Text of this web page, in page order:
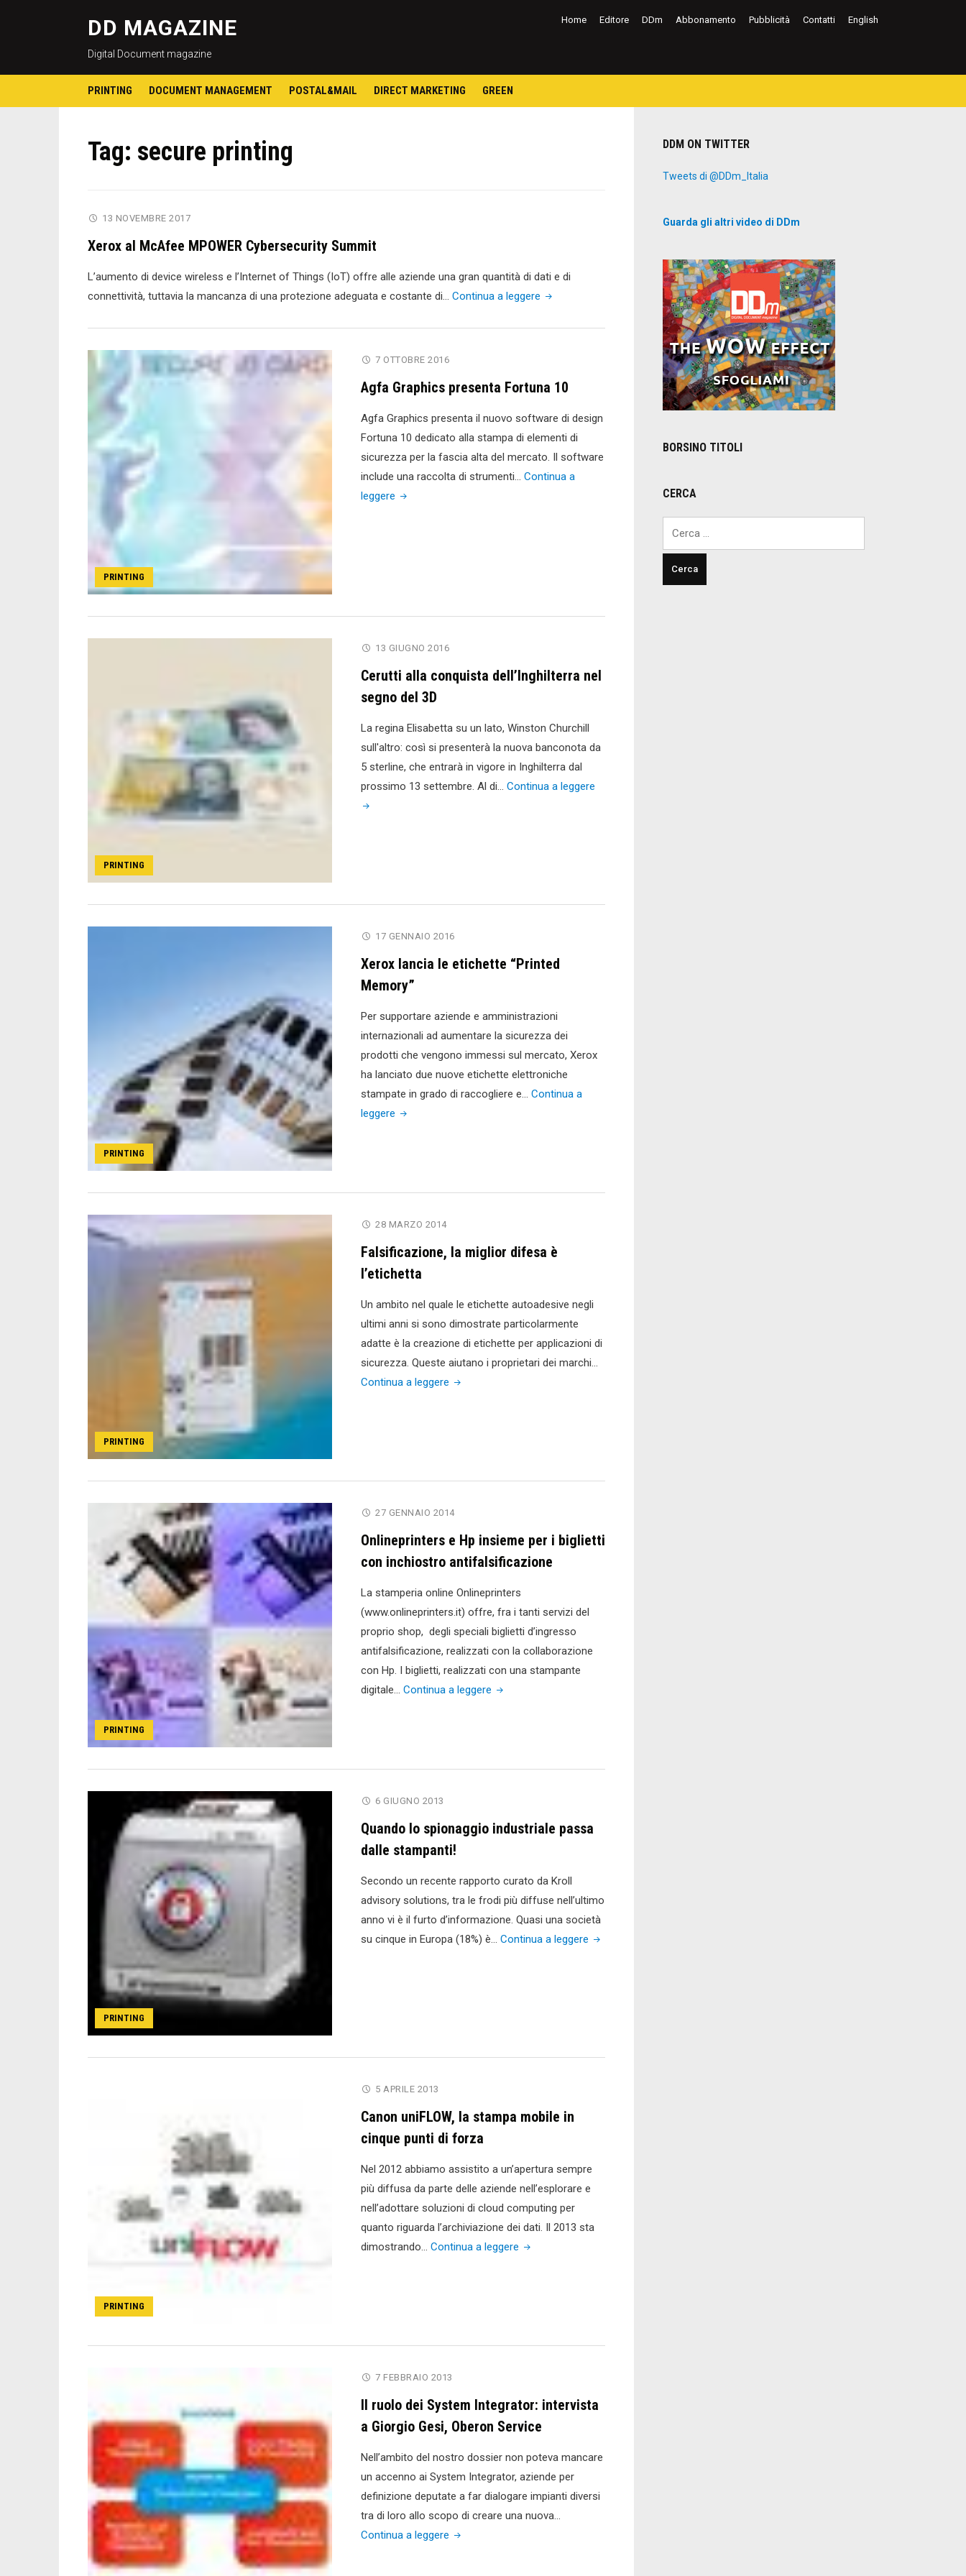
DD MAGAZINE
Digital Document magazine
Home Editore DDm Abbonamento Pubblicità Contatti English
PRINTING DOCUMENT MANAGEMENT POSTAL&MAIL DIRECT MARKETING GREEN
Tag: secure printing
13 NOVEMBRE 2017
Xerox al McAfee MPOWER Cybersecurity Summit
L’aumento di device wireless e l’Internet of Things (IoT) offre alle aziende una gran quantità di dati e di
connettività, tuttavia la mancanza di una protezione adeguata e costante di… Continua a leggere "Xerox
Summit"
PRINTING
7 OTTOBRE 2016
Agfa Graphics presenta Fortuna 10
Agfa Graphics presenta il nuovo software di design
Fortuna 10 dedicato alla stampa di elementi di
sicurezza per la fascia alta del mercato. Il software
include una raccolta di strumenti… Continua a
leggere "Agfa
PRINTING
13 GIUGNO 2016
Cerutti alla conquista dell’Inghilterra nel
segno del 3D
La regina Elisabetta su un lato, Winston Churchill
sull'altro: così si presenterà la nuova banconota da
5 sterline, che entrarà in vigore in Inghilterra dal
prossimo 13 settembre. Al di… Continua a leggere
del
PRINTING
17 GENNAIO 2016
Xerox lancia le etichette “Printed
Memory”
Per supportare aziende e amministrazioni
internazionali ad aumentare la sicurezza dei
prodotti che vengono immessi sul mercato, Xerox
ha lanciato due nuove etichette elettroniche
stampate in grado di raccogliere e… Continua a
leggere "Xerox
“Printed
PRINTING
28 MARZO 2014
Falsificazione, la miglior difesa è
l’etichetta
Un ambito nel quale le etichette autoadesive negli
ultimi anni si sono dimostrate particolarmente
adatte è la creazione di etichette per applicazioni di
sicurezza. Queste aiutano i proprietari dei marchi…
Continua a leggere "Falsificazione,
l’etichetta"
PRINTING
27 GENNAIO 2014
Onlineprinters e Hp insieme per i biglietti
con inchiostro antifalsificazione
La stamperia online Onlineprinters
(www.onlineprinters.it) offre, fra i tanti servizi del
proprio shop, degli speciali biglietti d’ingresso
antifalsificazione, realizzati con la collaborazione
con Hp. I biglietti, realizzati con una stampante
digitale… Continua a leggere "Onlineprinters
per
con
PRINTING
6 GIUGNO 2013
Quando lo spionaggio industriale passa
dalle stampanti!
Secondo un recente rapporto curato da Kroll
advisory solutions, tra le frodi più diffuse nell’ultimo
anno vi è il furto d’informazione. Quasi una società
su cinque in Europa (18%) è… Continua a leggere "Quando
stampanti!"
PRINTING
5 APRILE 2013
Canon uniFLOW, la stampa mobile in
cinque punti di forza
Nel 2012 abbiamo assistito a un’apertura sempre
più diffusa da parte delle aziende nell’esplorare e
nell’adottare soluzioni di cloud computing per
quanto riguarda l’archiviazione dei dati. Il 2013 sta
dimostrando… Continua a leggere "Canon
in
di
forza"
7 FEBBRAIO 2013
Il ruolo dei System Integrator: intervista
a Giorgio Gesi, Oberon Service
Nell’ambito del nostro dossier non poteva mancare
un accenno ai System Integrator, aziende per
definizione deputate a far dialogare impianti diversi
tra di loro allo scopo di creare una nuova…
Continua a leggere "Il
DDM ON TWITTER
Tweets di @DDm_Italia
Guarda gli altri video di DDm
BORSINO TITOLI
CERCA